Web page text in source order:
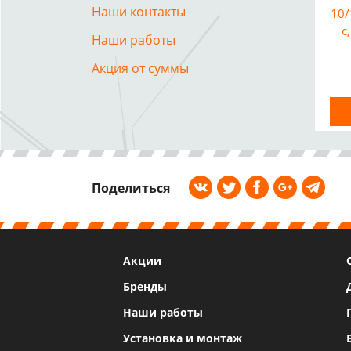
Наши контакты
Наши работы
Акция от суммы
Поделиться
Акции
Бренды
Наши работы
Установка и монтаж